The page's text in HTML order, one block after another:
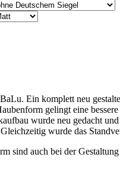
Ein komplett neu
gelingt eine
wurde neu gedacht
wurde das
sind auch bei der